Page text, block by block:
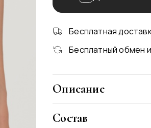
Бесплатная
Бесплатный обмен
Описание
акцент для твоего
Состав